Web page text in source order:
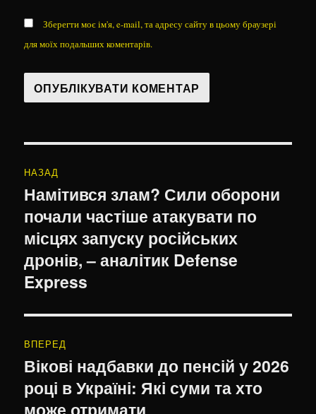
Зберегти моє ім'я, e-mail, та адресу сайту в цьому браузері
для моїх подальших коментарів.
записів
НАЗАД
Попередній
запис:
Намітився злам? Сили оборони
почали частіше атакувати по
місцях запуску російських
дронів, – аналітик Defense
Express
ВПЕРЕД
Наступний
запис:
Вікові надбавки до пенсій у 2026
році в Україні: Які суми та хто